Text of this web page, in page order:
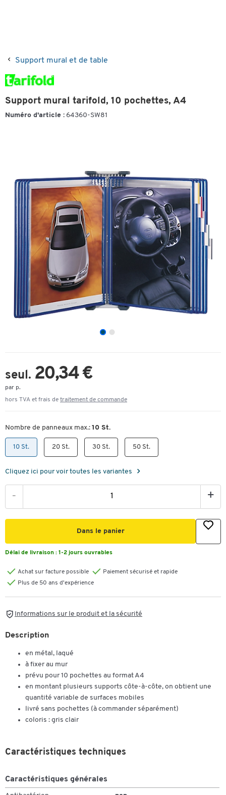
Support mural et de table
Support mural tarifold, 10 pochettes, A4
Numéro d'article : 64360-SW81
seul. 20,34 €
par p.
hors TVA et frais de traitement de commande
Nombre de panneaux max.: 10 St.
10 St. 20 St. 30 St. 50 St.
Cliquez ici pour voir toutes les variantes
- +
Dans le panier
Délai de livraison : 1-2 jours ouvrables
Achat sur facture possible
Paiement sécurisé et rapide
Plus de 50 ans d'expérience
Informations sur le produit et la sécurité
Description
en métal, laqué
à fixer au mur
prévu pour 10 pochettes au format A4
en montant plusieurs supports côte-à-côte, on obtient une
quantité variable de surfaces mobiles
livré sans pochettes (à commander séparément)
coloris : gris clair
Caractéristiques techniques
Caractéristiques générales